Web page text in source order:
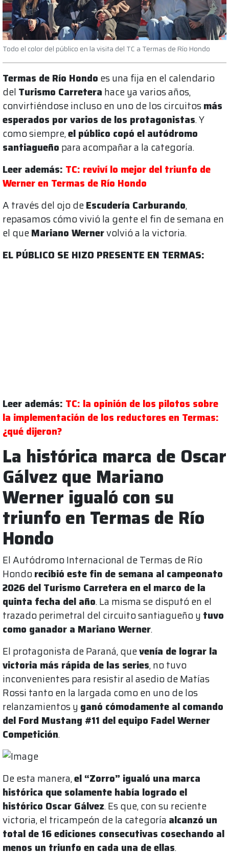
Todo el color del público en la visita del TC a Termas de Río Hondo
Termas de Río Hondo es una fija en el calendario
del Turismo Carretera hace ya varios años,
convirtiéndose incluso en uno de los circuitosmás
esperados por varios de los protagonistas. Y
como siempre,el público copó el autódromo
santiagueño para acompañar a la categoría.
Leer además: TC: reviví lo mejor del triunfo de
Werner en Termas de Río Hondo
A través del ojo deEscudería Carburando,
repasamos cómo vivió la gente el fin de semana en
el queMariano Wernervolvió a la victoria.
EL PÚBLICO SE HIZO PRESENTE EN TERMAS:
Leer además: TC: la opinión de los pilotos sobre
la implementación de los reductores en Termas:
¿qué dijeron?
La histórica marca de Oscar
Gálvez que Mariano
Werner igualó con su
triunfo en Termas de Río
Hondo
El Autódromo Internacional de Termas de Río
Hondorecibió este fin de semana al campeonato
2026 del Turismo Carretera en el marco de la
quinta fecha del año. La misma se disputó en el
trazado perimetral del circuito santiagueño y tuvo
como ganador a Mariano Werner.
El protagonista de Paraná, quevenía de lograr la
victoria más rápida de las series, no tuvo
inconvenientes para resistir al asedio de Matías
Rossi tanto en la largada como en uno de los
relanzamientos y ganó cómodamente al comando
del Ford Mustang #11 del equipo Fadel Werner
Competición.
De esta manera,el “Zorro” igualó una marca
histórica que solamente había logrado el
histórico Oscar Gálvez. Es que, con su reciente
victoria, el tricampeón de la categoría alcanzó un
total de 16 ediciones consecutivas cosechando al
menos un triunfo en cada una de ellas.